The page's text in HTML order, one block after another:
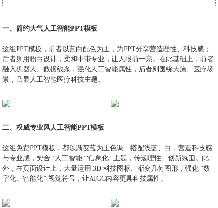
一、简约大气人工智能PPT模板
这组PPT模板，前者以蓝白配色为主，为PPT分享营造理性、科技感；
后者则用粉白设计，柔和中带专业，让人眼前一亮。在此基础上，前者
融入机器人、数据线条，强化人工智能属性，后者则围绕大脑、医疗场
景，凸显人工智能医疗科技主题。
二、权威专业风人工智能PPT模板
这组免费PPT模板，都以渐变蓝为主色调，搭配浅蓝、白，营造科技感
与专业感，契合 “人工智能”“信息化” 主题，传递理性、创新氛围。此
外，在页面设计上，大量运用 3D 科技图标、渐变几何图形，强化 “数
字化、智能化” 视觉符号，让AIGC内容更具科技属性。